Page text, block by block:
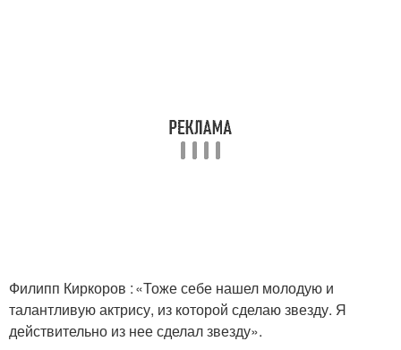
Филипп Киркоров : «Тоже себе нашел молодую и
талантливую актрису, из которой сделаю звезду. Я
действительно из нее сделал звезду».